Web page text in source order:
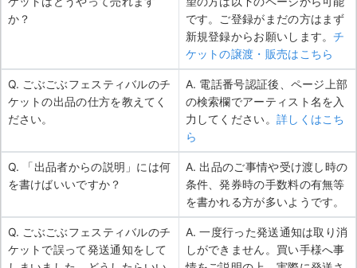
か？
です。ご登録がまだの方はまず
新規登録からお願いします。チ
ケットの譲渡・販売はこちら
Q. ごぶごぶフェスティバルのチ
ケットの出品の仕方を教えてく
ださい。
A. 電話番号認証後、ページ上部
の検索欄でアーティスト名を入
力してください。 詳しくはこち
ら
Q. 「出品者からの説明」には何
を書けばいいですか？
A. 出品のご事情や受け渡し時の
条件、発券時の手数料の有無等
を書かれる方が多いようです。
Q. ごぶごぶフェスティバルのチ
ケットで誤って発送通知をして
A. 一度行った発送通知は取り消
しができません。買い手様へ事